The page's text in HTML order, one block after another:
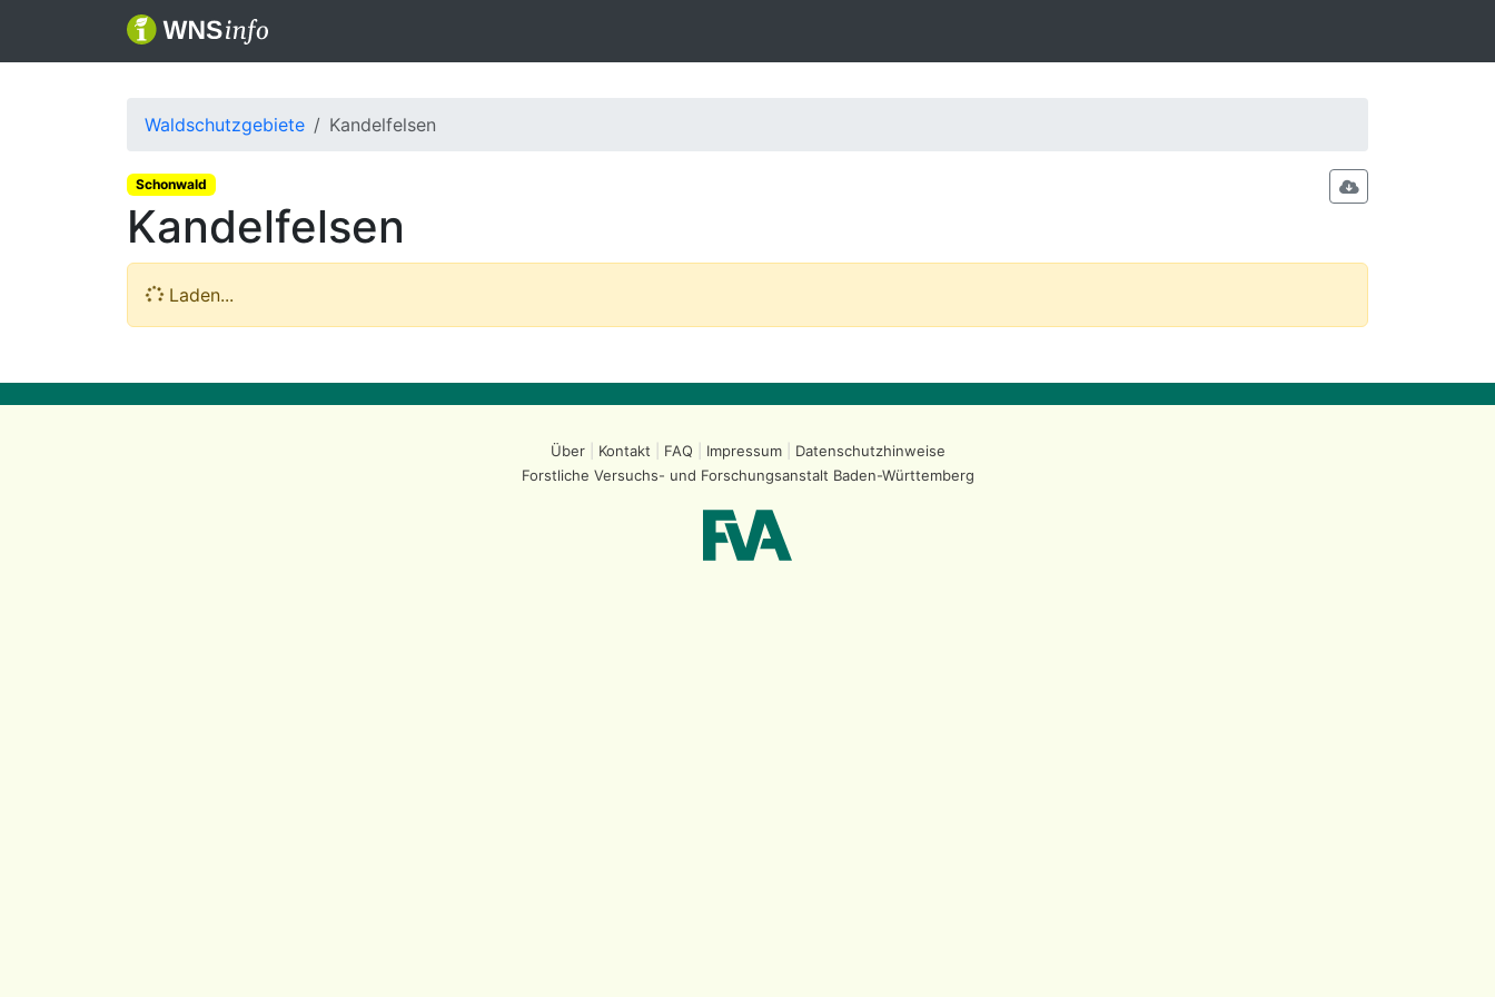
Waldschutzgebiete Kandelfelsen
Schonwald
Kandelfelsen
Laden...
Über Kontakt FAQ Impressum
Datenschutzhinweise
Forstliche Versuchs- und Forschungsanstalt Baden-Württemberg